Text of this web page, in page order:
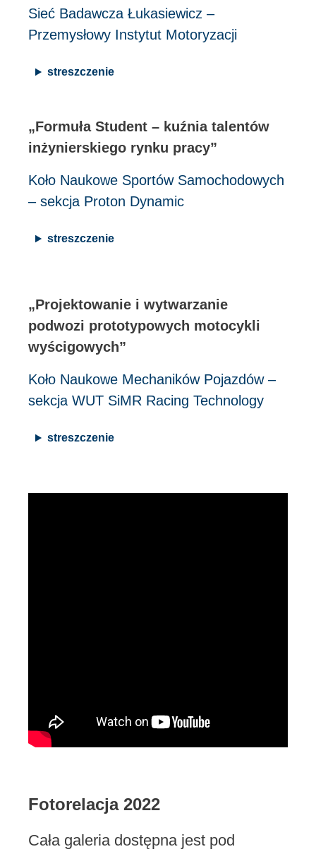
Sieć Badawcza Łukasiewicz –
Przemysłowy Instytut Motoryzacji
streszczenie
„Formuła Student – kuźnia talentów
inżynierskiego rynku pracy”
Koło Naukowe Sportów Samochodowych
– sekcja Proton Dynamic
streszczenie
„Projektowanie i wytwarzanie
podwozi prototypowych motocykli
wyścigowych”
Koło Naukowe Mechaników Pojazdów –
sekcja WUT SiMR Racing Technology
streszczenie
Fotorelacja 2022
Cała galeria dostępna jest pod